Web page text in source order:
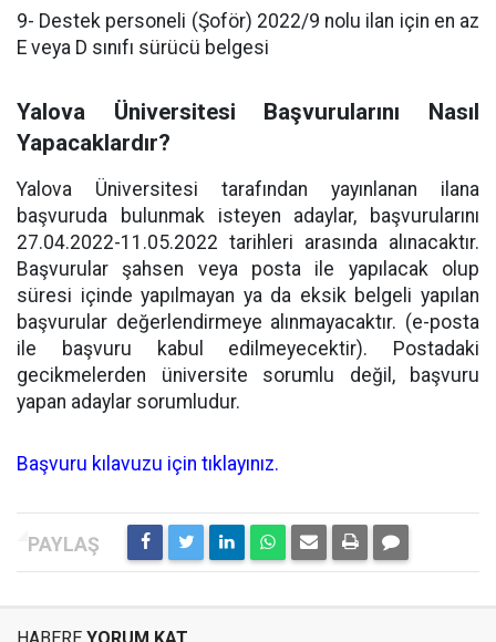
9- Destek personeli (Şoför) 2022/9 nolu ilan için en az
E veya D sınıfı sürücü belgesi
Yalova Üniversitesi Başvurularını Nasıl
Yapacaklardır?
Yalova Üniversitesi tarafından yayınlanan ilana
başvuruda bulunmak isteyen adaylar, başvurularını
27.04.2022-11.05.2022 tarihleri arasında alınacaktır.
Başvurular şahsen veya posta ile yapılacak olup
süresi içinde yapılmayan ya da eksik belgeli yapılan
başvurular değerlendirmeye alınmayacaktır. (e-posta
ile başvuru kabul edilmeyecektir). Postadaki
gecikmelerden üniversite sorumlu değil, başvuru
yapan adaylar sorumludur.
Başvuru kılavuzu için tıklayınız.